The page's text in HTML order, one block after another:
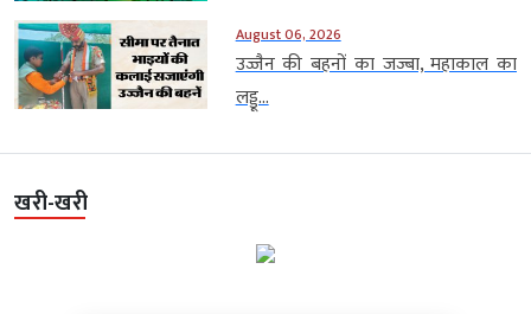
August 06, 2026
उज्जैन की बहनों का जज्बा, महाकाल का
लड्डू...
खरी-खरी